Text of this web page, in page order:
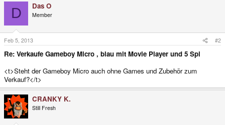
D Das O
Member
Feb 5, 2013 #2
Re: Verkaufe Gameboy Micro , blau mit Movie Player und 5 Spi
<t>Steht der Gameboy Micro auch ohne Games und Zubehör zum
Verkauf?</t>
CRANKY K.
Still Fresh